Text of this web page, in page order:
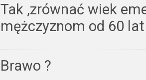
Tak ,zrównać wiek
mężczyznom od 60
Brawo ?